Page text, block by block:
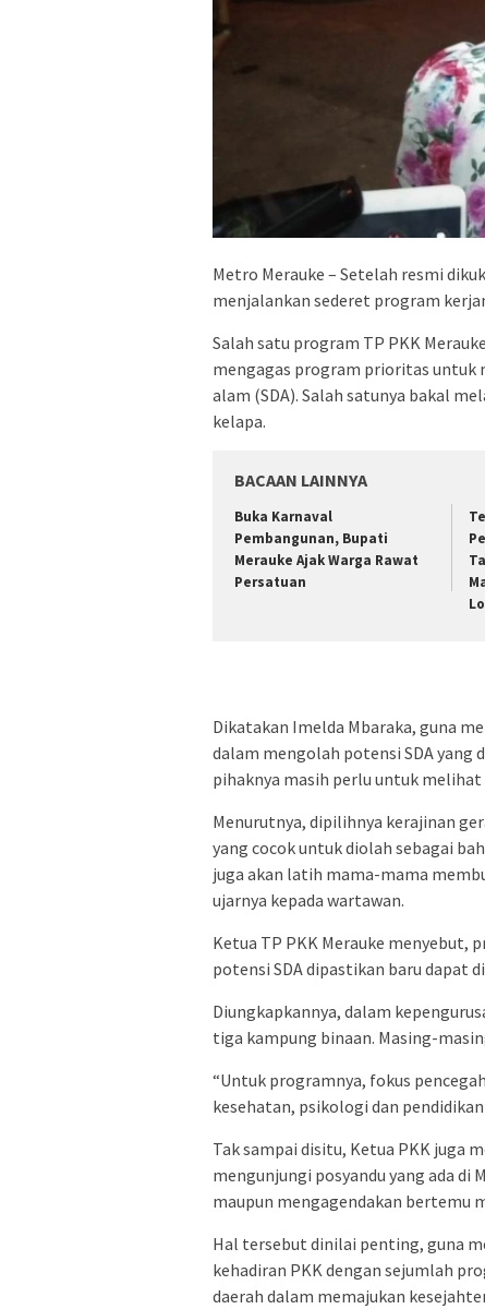
Metro Merauke – Setelah resmi
menjalankan sederet program
Salah satu program TP PKK
mengagas program prioritas untuk
alam (SDA). Salah satunya bakal
kelapa.
BACAAN LAINNYA
Buka Karnaval
Pembangunan, Bupati
Merauke Ajak Warga Rawat
Persatuan
Dikatakan Imelda Mbaraka, guna
dalam mengolah potensi SDA
pihaknya masih perlu untuk
Menurutnya, dipilihnya kerajinan
yang cocok untuk diolah sebagai
juga akan latih mama-mama
ujarnya kepada wartawan.
Ketua TP PKK Merauke
potensi SDA dipastikan baru dapat
Diungkapkannya, dalam
tiga kampung binaan. Masing-
“Untuk programnya, fokus
kesehatan, psikologi dan
Tak sampai disitu, Ketua PKK juga
mengunjungi posyandu yang ada di
maupun mengagendakan bertemu
Hal tersebut dinilai penting, guna
kehadiran PKK dengan sejumlah
daerah dalam memajukan